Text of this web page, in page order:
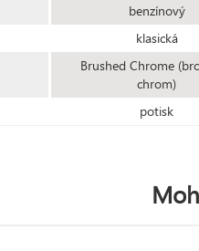
benzínový
klasická
Brushed Chrome
chrom)
potisk